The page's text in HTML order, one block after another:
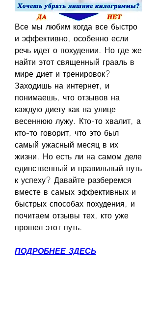
Все мы любим когда все быстро
и эффективно, особенно если
речь идет о похудении. Но где же
найти этот священный грааль в
мире диет и тренировок?
Заходишь на интернет, и
понимаешь, что отзывов на
каждую диету как на улице
весеннюю лужу. Кто-то хвалит, а
кто-то говорит, что это был
самый ужасный месяц в их
жизни. Но есть ли на самом деле
единственный и правильный путь
к успеху? Давайте разберемся
вместе в самых эффективных и
быстрых способах похудения, и
почитаем отзывы тех, кто уже
прошел этот путь.
ПОДРОБНЕЕ ЗДЕСЬ